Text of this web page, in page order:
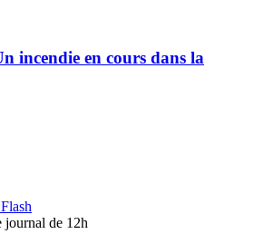
incendie en cours dans la
de 12h